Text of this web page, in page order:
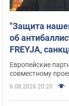
"Защита
об
FREYJA,
поддержке
Европейские
совместному
6.08.2026 20:20